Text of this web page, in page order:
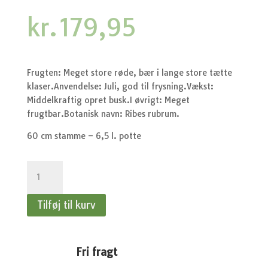
kr.179,95
Frugten: Meget store røde, bær i lange store tætte
klaser.Anvendelse: Juli, god til frysning.Vækst:
Middelkraftig opret busk.I øvrigt: Meget
frugtbar.Botanisk navn: Ribes rubrum.
60 cm stamme – 6,5 l. potte
stamme
Tilføj til kurv
Fri fragt